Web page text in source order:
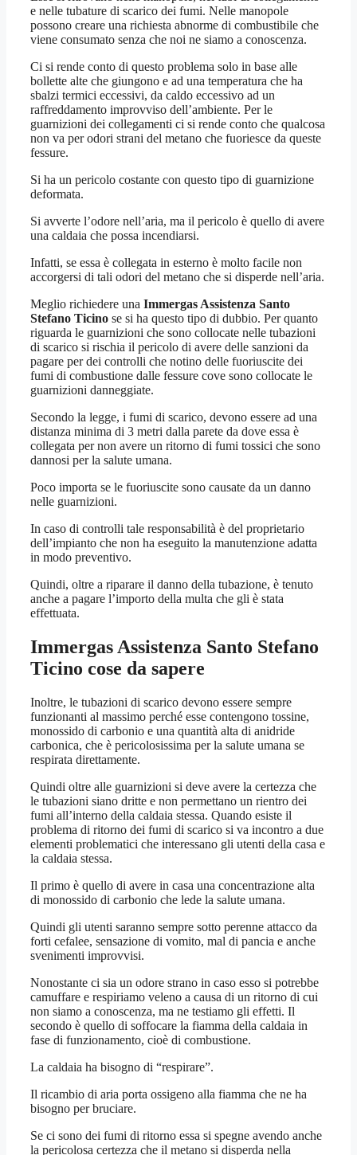
e nelle tubature di scarico dei fumi. Nelle manopole
possono creare una richiesta abnorme di combustibile che
viene consumato senza che noi ne siamo a conoscenza.
Ci si rende conto di questo problema solo in base alle
bollette alte che giungono e ad una temperatura che ha
sbalzi termici eccessivi, da caldo eccessivo ad un
raffreddamento improvviso dell’ambiente. Per le
guarnizioni dei collegamenti ci si rende conto che qualcosa
non va per odori strani del metano che fuoriesce da queste
fessure.
Si ha un pericolo costante con questo tipo di guarnizione
deformata.
Si avverte l’odore nell’aria, ma il pericolo è quello di avere
una caldaia che possa incendiarsi.
Infatti, se essa è collegata in esterno è molto facile non
accorgersi di tali odori del metano che si disperde nell’aria.
Meglio richiedere una Immergas Assistenza Santo
Stefano Ticino se si ha questo tipo di dubbio. Per quanto
riguarda le guarnizioni che sono collocate nelle tubazioni
di scarico si rischia il pericolo di avere delle sanzioni da
pagare per dei controlli che notino delle fuoriuscite dei
fumi di combustione dalle fessure cove sono collocate le
guarnizioni danneggiate.
Secondo la legge, i fumi di scarico, devono essere ad una
distanza minima di 3 metri dalla parete da dove essa è
collegata per non avere un ritorno di fumi tossici che sono
dannosi per la salute umana.
Poco importa se le fuoriuscite sono causate da un danno
nelle guarnizioni.
In caso di controlli tale responsabilità è del proprietario
dell’impianto che non ha eseguito la manutenzione adatta
in modo preventivo.
Quindi, oltre a riparare il danno della tubazione, è tenuto
anche a pagare l’importo della multa che gli è stata
effettuata.
Immergas Assistenza Santo Stefano
Ticino cose da sapere
Inoltre, le tubazioni di scarico devono essere sempre
funzionanti al massimo perché esse contengono tossine,
monossido di carbonio e una quantità alta di anidride
carbonica, che è pericolosissima per la salute umana se
respirata direttamente.
Quindi oltre alle guarnizioni si deve avere la certezza che
le tubazioni siano dritte e non permettano un rientro dei
fumi all’interno della caldaia stessa. Quando esiste il
problema di ritorno dei fumi di scarico si va incontro a due
elementi problematici che interessano gli utenti della casa e
la caldaia stessa.
Il primo è quello di avere in casa una concentrazione alta
di monossido di carbonio che lede la salute umana.
Quindi gli utenti saranno sempre sotto perenne attacco da
forti cefalee, sensazione di vomito, mal di pancia e anche
svenimenti improvvisi.
Nonostante ci sia un odore strano in caso esso si potrebbe
camuffare e respiriamo veleno a causa di un ritorno di cui
non siamo a conoscenza, ma ne testiamo gli effetti. Il
secondo è quello di soffocare la fiamma della caldaia in
fase di funzionamento, cioè di combustione.
La caldaia ha bisogno di “respirare”.
Il ricambio di aria porta ossigeno alla fiamma che ne ha
bisogno per bruciare.
Se ci sono dei fumi di ritorno essa si spegne avendo anche
la pericolosa certezza che il metano si disperda nella